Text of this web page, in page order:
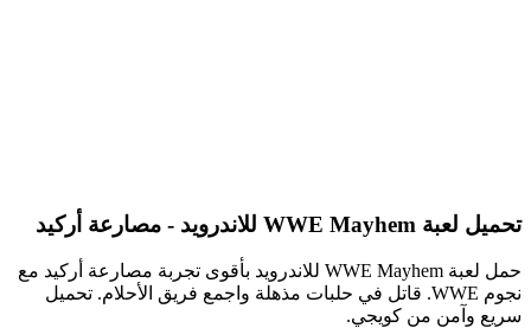
تحميل لعبة WWE Mayhem للاندرويد - مصارعة أركيد
حمل لعبة WWE Mayhem للاندرويد بأقوى تجربة مصارعة أركيد مع
نجوم WWE. قاتل في حلبات مذهلة واجمع فريق الأحلام. تحميل
سريع وآمن من كويجي.